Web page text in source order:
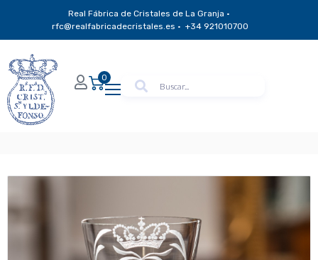
Real Fábrica de Cristales de La Granja ·
rfc@realfabricadecristales.es · +34 921010700
0